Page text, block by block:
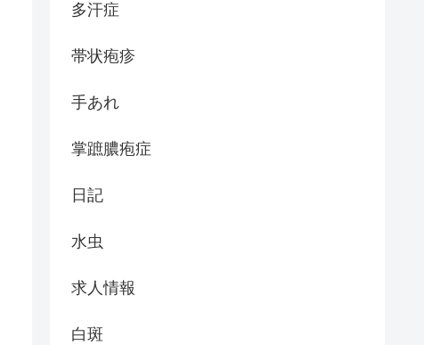
多汗症
帯状疱疹
手あれ
掌蹠膿疱症
日記
水虫
求人情報
白斑